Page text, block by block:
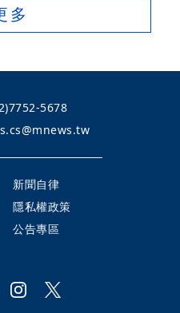
多
5678
新聞自律
隱私權政策
公告專區